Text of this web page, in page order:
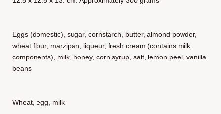
Eggs (domestic), sugar, cornstarch, butter, almond powder,
wheat flour, marzipan, liqueur, fresh cream (contains milk
components), milk, honey, corn syrup, salt, lemon peel, vanilla
beans
Wheat, egg, milk